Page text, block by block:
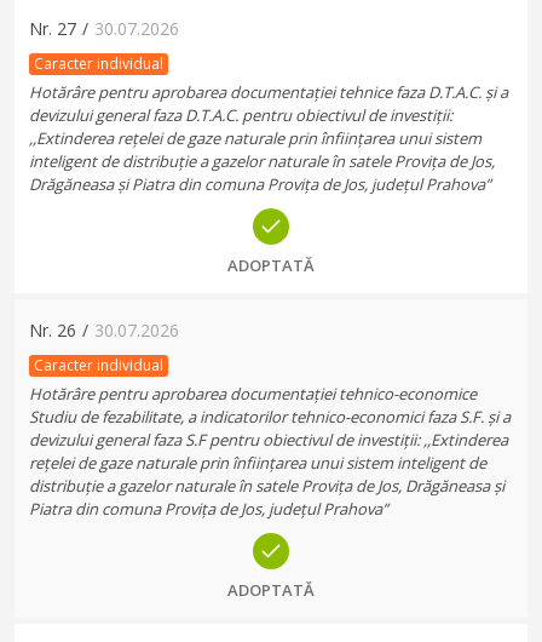
Nr. 27 / 30.07.2026
Caracter individual
Hotărâre pentru aprobarea documentației tehnice faza D.T.A.C. și a
devizului general faza D.T.A.C. pentru obiectivul de investiții:
,,Extinderea rețelei de gaze naturale prin înființarea unui sistem
inteligent de distribuție a gazelor naturale în satele Provița de Jos,
Drăgăneasa și Piatra din comuna Provița de Jos, județul Prahova”
ADOPTATĂ
Nr. 26 / 30.07.2026
Caracter individual
Hotărâre pentru aprobarea documentației tehnico-economice
Studiu de fezabilitate, a indicatorilor tehnico-economici faza S.F. și a
devizului general faza S.F pentru obiectivul de investiții: ,,Extinderea
rețelei de gaze naturale prin înființarea unui sistem inteligent de
distribuție a gazelor naturale în satele Provița de Jos, Drăgăneasa și
Piatra din comuna Provița de Jos, județul Prahova”
ADOPTATĂ